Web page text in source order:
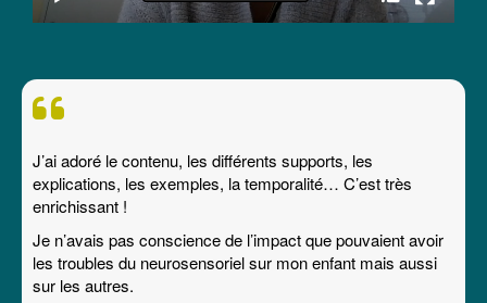
J’ai adoré le contenu, les différents supports, les
explications, les exemples, la temporalité… C’est très
enrichissant !
Je n’avais pas conscience de l’impact que pouvaient avoir
les troubles du neurosensoriel sur mon enfant mais aussi
sur les autres.